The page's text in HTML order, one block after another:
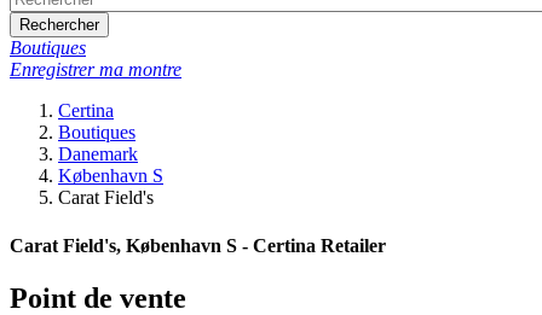
Rechercher
Boutiques
Enregistrer ma montre
Certina
Boutiques
Danemark
København S
Carat Field's
Carat Field's, København S - Certina Retailer
Point de vente